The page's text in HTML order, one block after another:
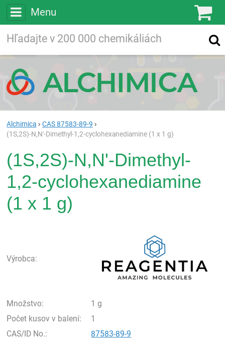
Menu
Vyhľadávanie
Alchimica
CAS 87583-89-9
(1S,2S)-N,N'-Dimethyl-1,2-cyclohexanediamine (1 x 1 g)
(1S,2S)-N,N'-Dimethyl-
1,2-cyclohexanediamine
(1 x 1 g)
Výrobca:
Množstvo:
1 g
Počet kusov v balení:
1
CAS/ID No.:
87583-89-9